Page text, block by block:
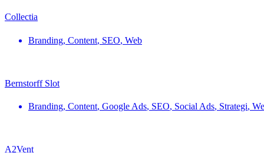
Collectia
Branding, Content, SEO, Web
Bernstorff Slot
Branding, Content, Google Ads, SEO, Social Ads, Strategi,
A2Vent